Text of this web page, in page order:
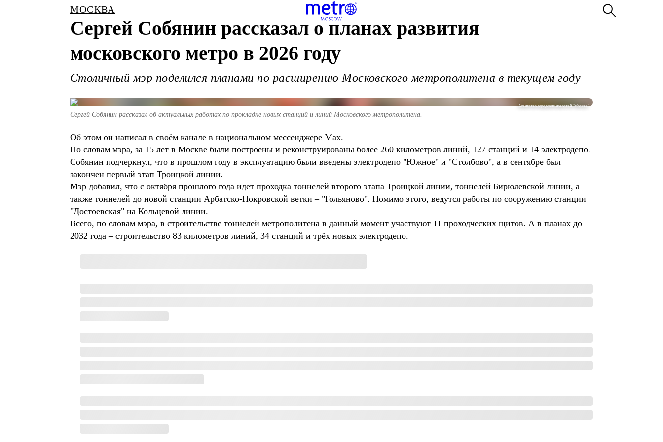
МОСКВА
Сергей Собянин рассказал о планах развития
московского метро в 2026 году
Столичный мэр поделился планами по расширению Московского метрополитена в текущем году
Агентство городских новостей "Москва"
Сергей Собянин рассказал об актуальных работах по прокладке новых станций и линий Московского метрополитена.
Об этом он написал в своём канале в национальном мессенджере Max.
По словам мэра, за 15 лет в Москве были построены и реконструированы более 260 километров линий, 127 станций и 14 электродепо.
Собянин подчеркнул, что в прошлом году в эксплуатацию были введены электродепо "Южное" и "Столбово", а в сентябре был
закончен первый этап Троицкой линии.
Мэр добавил, что с октября прошлого года идёт проходка тоннелей второго этапа Троицкой линии, тоннелей Бирюлёвской линии, а
также тоннелей до новой станции Арбатско-Покровской ветки – "Гольяново". Помимо этого, ведутся работы по сооружению станции
"Достоевская" на Кольцевой линии.
Всего, по словам мэра, в строительстве тоннелей метрополитена в данный момент участвуют 11 проходческих щитов. А в планах до
2032 года – строительство 83 километров линий, 34 станций и трёх новых электродепо.